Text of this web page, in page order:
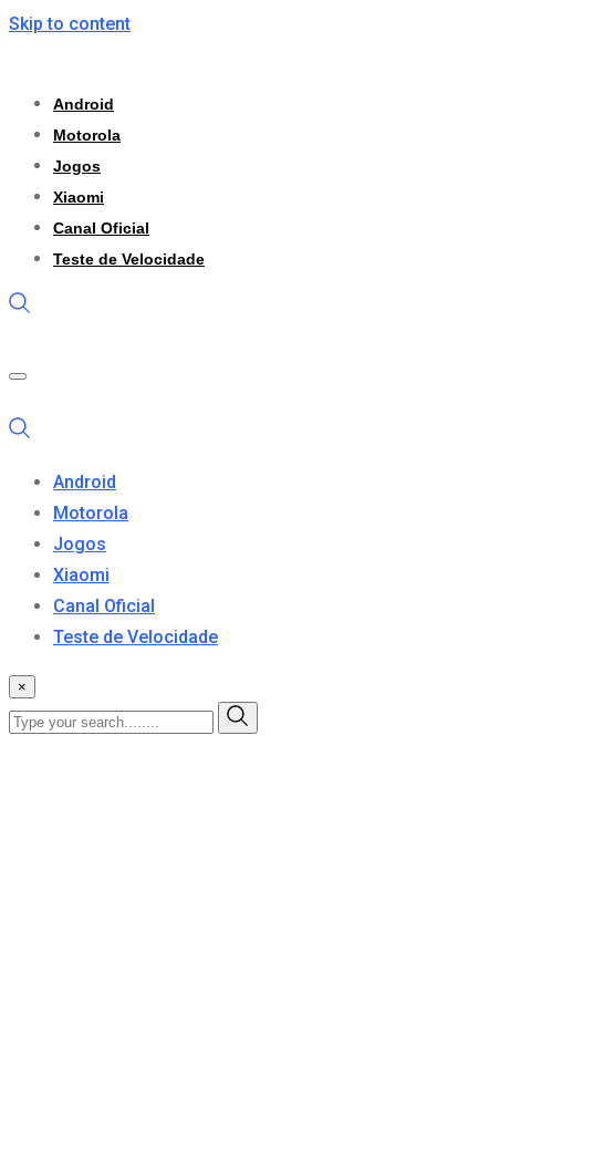
Skip to content
Android
Motorola
Jogos
Xiaomi
Canal Oficial
Teste de Velocidade
Android
Motorola
Jogos
Xiaomi
Canal Oficial
Teste de Velocidade
×